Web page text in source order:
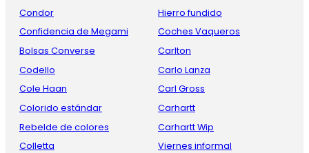
Condor
Confidencia de Megami
Bolsas Converse
Codello
Cole Haan
Colorido estándar
Rebelde de colores
Colletta
Hierro fundido
Coches Vaqueros
Carlton
Carlo Lanza
Carl Gross
Carhartt
Carhartt Wip
Viernes informal